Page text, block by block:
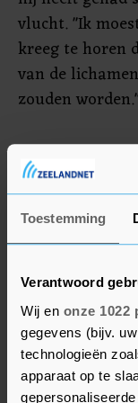
Toestemming
Verantwoord
Wij en onze 1022
gegevens (bijv.
technologieën
apparaat op te
vlucht. "Ik
kreeg te horen
van de
zouden
Een scenario
zoon,
verloor,
we een
delen van hun
waar de rest is
MH17 werd op
Oekraïne. Uit